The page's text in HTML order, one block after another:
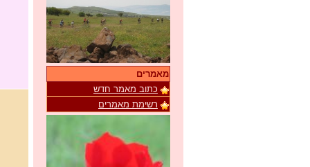
מאמרים
כתוב מאמר חדש
רשימת מאמרים